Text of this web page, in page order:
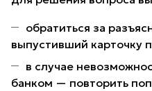
обратиться за
выпустивший карточку
в случае
банком — повторить